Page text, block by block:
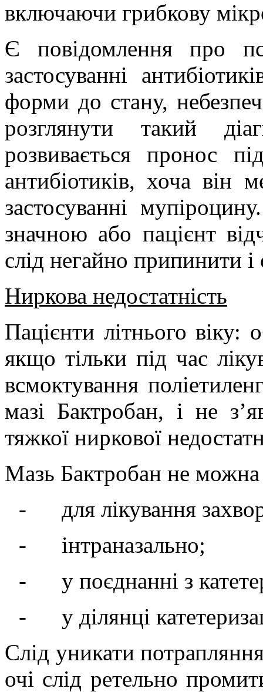
включаючи грибкову
Є повідомлення про
застосуванні
форми до стану,
розглянути
такий
розвивається
пронос
антибіотиків, хоча він
застосуванні
значною або пацієнт
слід негайно припинити і
Ниркова недостатність
Пацієнти літнього віку:
якщо тільки під час
всмоктування
мазі Бактробан, і не
тяжкої ниркової
Мазь Бактробан не можна
-
для лікування
-
інтраназально;
-
у поєднанні з
-
у ділянці
Слід уникати
очі слід ретельно